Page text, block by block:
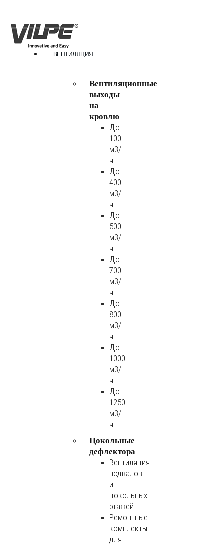
ВЕНТИЛЯЦИЯ
Вентиляционные
выходы
на
кровлю
До
100
м3/
ч
До
400
м3/
ч
До
500
м3/
ч
До
700
м3/
ч
До
800
м3/
ч
До
1000
м3/
ч
До
1250
м3/
ч
Цокольные
дефлектора
Вентиляция
подвалов
и
цокольных
этажей
Ремонтные
комплекты
для